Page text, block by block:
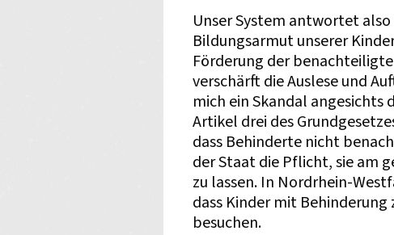
Unser System antwortet
Bildungsarmut unserer
Förderung der
verschärft die Auslese und
mich ein Skandal angesichts
Artikel drei des
dass Behinderte nicht
der Staat die Pflicht, sie am
zu lassen. In Nordrhein-
dass Kinder mit
besuchen.